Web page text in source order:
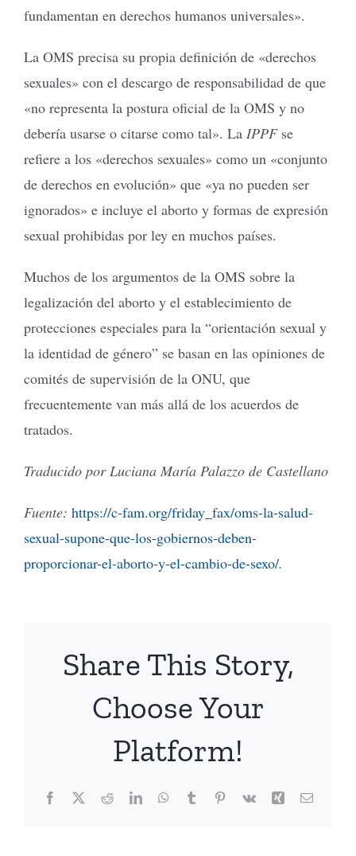
fundamentan en derechos humanos universales».
La OMS precisa su propia definición de «derechos
sexuales» con el descargo de responsabilidad de que
«no representa la postura oficial de la OMS y no
debería usarse o citarse como tal». La IPPFse
refiere a los «derechos sexuales» como un «conjunto
de derechos en evolución» que «ya no pueden ser
ignorados» e incluye el aborto y formas de expresión
sexual prohibidas por ley en muchos países.
Muchos de los argumentos de la OMS sobre la
legalización del aborto y el establecimiento de
protecciones especiales para la “orientación sexual y
la identidad de género” se basan en las opiniones de
comités de supervisión de la ONU, que
frecuentemente van más allá de los acuerdos de
tratados.
Traducido por Luciana María Palazzo de Castellano
Fuente: https://c-fam.org/friday_fax/oms-la-salud-
sexual-supone-que-los-gobiernos-deben-
proporcionar-el-aborto-y-el-cambio-de-sexo/.
Share This Story,
Choose Your
Platform!
Facebook
X RedditLinkedInWhatsApp
TumblrPinterest
Vk Xing Email